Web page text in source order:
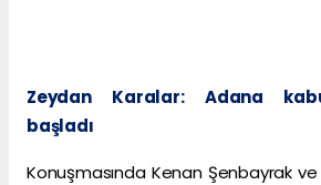
Zeydan Karalar: Adana
başladı
Konuşmasında Kenan Şenbayrak